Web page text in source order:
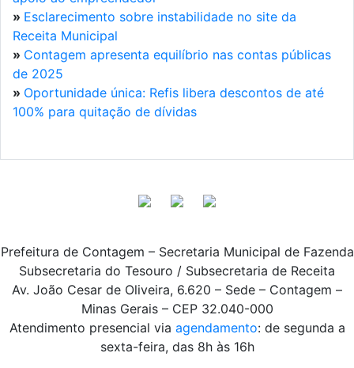
» Esclarecimento sobre instabilidade no site da
Receita Municipal
» Contagem apresenta equilíbrio nas contas públicas
de 2025
» Oportunidade única: Refis libera descontos de até
100% para quitação de dívidas
Prefeitura de Contagem – Secretaria Municipal de Fazenda
Subsecretaria do Tesouro / Subsecretaria de Receita
Av. João Cesar de Oliveira, 6.620 – Sede – Contagem –
Minas Gerais – CEP 32.040-000
Atendimento presencial via agendamento: de segunda a
sexta-feira, das 8h às 16h